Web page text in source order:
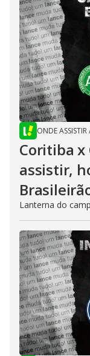
ONDE ASSISTIR
Coritiba x
assistir,
Lanterna do